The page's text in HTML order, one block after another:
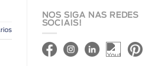
NOS SIGA NAS REDES
SOCIAIS!